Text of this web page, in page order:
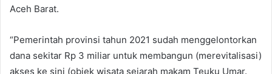
Aceh Barat.
“Pemerintah provinsi tahun 2021 sudah menggelontorkan
dana sekitar Rp 3 miliar untuk membangun (merevitalisasi)
akses ke sini (objek wisata sejarah makam Teuku Umar.